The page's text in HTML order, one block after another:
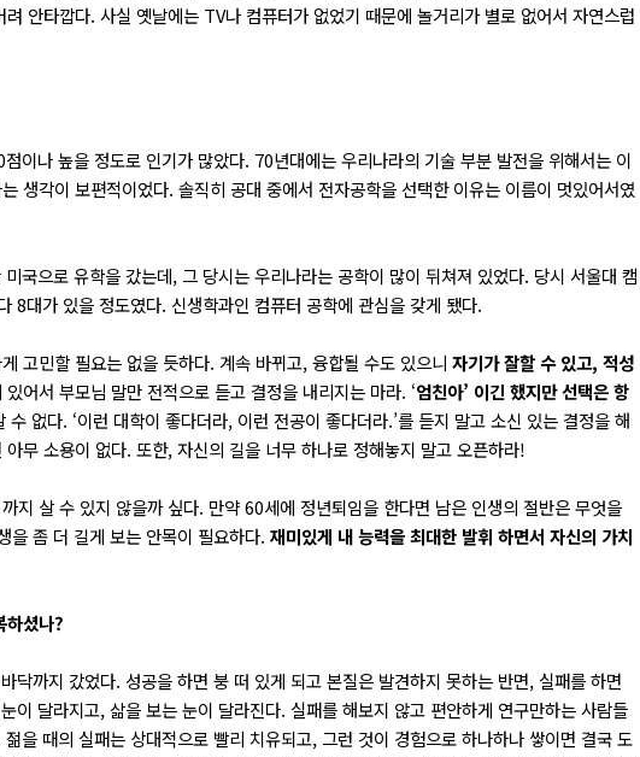
안타깝다. 사실 옛날에는 TV나 컴퓨터가 없었기 때문에 놀거리가 별로 없어서 자연스럽
이나 높을 정도로 인기가 많았다. 70년대에는 우리나라의 기술 부분 발전을 위해서는 이
생각이 보편적이었다. 솔직히 공대 중에서 전자공학을 선택한 이유는 이름이 멋있어서였
국으로 유학을 갔는데, 그 당시는 우리나라는 공학이 많이 뒤쳐져 있었다. 당시 서울대 캠
8대가 있을 정도였다. 신생학과인 컴퓨터 공학에 관심을 갖게 됐다.
고민할 필요는 없을 듯하다. 계속 바뀌고, 융합될 수도 있으니 자기가 잘할 수 있고, 적성
어서 부모님 말만 전적으로 듣고 결정을 내리지는 마라. ‘엄친아’ 이긴 했지만 선택은 항
없다. ‘이런 대학이 좋다더라, 이런 전공이 좋다더라.’를 듣지 말고 소신 있는 결정을 해
무 소용이 없다. 또한, 자신의 길을 너무 하나로 정해놓지 말고 오픈하라!
지 살 수 있지 않을까 싶다. 만약 60세에 정년퇴임을 한다면 남은 인생의 절반은 무엇을
을 좀 더 길게 보는 안목이 필요하다. 재미있게 내 능력을 최대한 발휘 하면서 자신의 가치
하셨나?
닥까지 갔었다. 성공을 하면 붕 떠 있게 되고 본질은 발견하지 못하는 반면, 실패를 하면
이 달라지고, 삶을 보는 눈이 달라진다. 실패를 해보지 않고 편안하게 연구만하는 사람들
을 때의 실패는 상대적으로 빨리 치유되고, 그런 것이 경험으로 하나하나 쌓이면 결국 도